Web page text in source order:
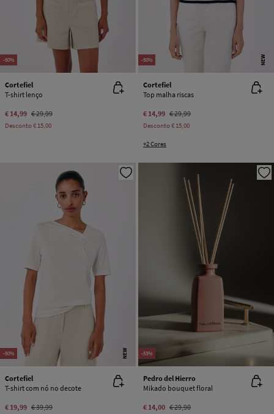
-50%
Cortefiel
T-shirt lenço
€ 14,99 € 29,99
Desconto€ 15,00
-50% NEW
Cortefiel
Top malha riscas
€ 14,99 € 29,99
Desconto€ 15,00
+2 Cores
-50% NEW
Cortefiel
T-shirt com nó no decote
€ 19,99 € 39,99
-53%
Pedro del Hierro
Mikado bouquet floral
€ 14,00 € 29,90